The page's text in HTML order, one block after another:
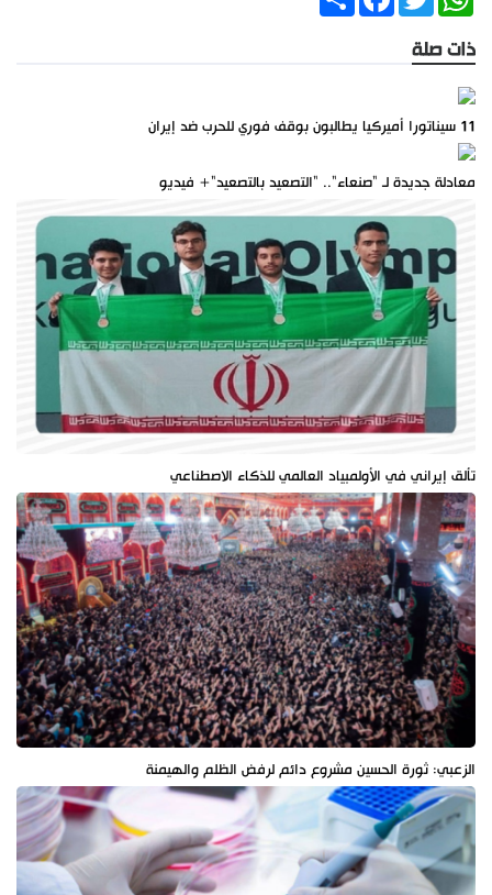
ذات صلة
11 سيناتورا أميركيا يطالبون بوقف فوري للحرب ضد إيران
معادلة جديدة لـ "صنعاء".. "التصعيد بالتصعيد"+ فيديو
تألق إيراني في الأولمبياد العالمي للذكاء الاصطناعي
الزعبي: ثورة الحسين مشروع دائم لرفض الظلم والهيمنة